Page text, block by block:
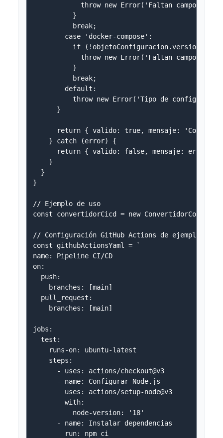
throw new Error('Faltan campos
          }
          break;
        case 'docker-compose':
if (!objetoConfiguracion.version ||
throw new Error('Faltan campos
          }
          break;
        default:
throw new Error('Tipo de
      }
return { valido: true, mensaje:
    } catch (error) {
return { valido: false, mensaje:
    }
  }
}
// Ejemplo de uso
const convertidorCicd = new
// Configuración GitHub Actions de ejemplo
const githubActionsYaml = `
name: Pipeline CI/CD
on:
  push:
    branches: [main]
  pull_request:
    branches: [main]
jobs:
  test:
    runs-on: ubuntu-latest
    steps:
      - uses: actions/checkout@v3
      - name: Configurar Node.js
        uses: actions/setup-node@v3
        with:
          node-version: '18'
      - name: Instalar dependencias
        run: npm ci